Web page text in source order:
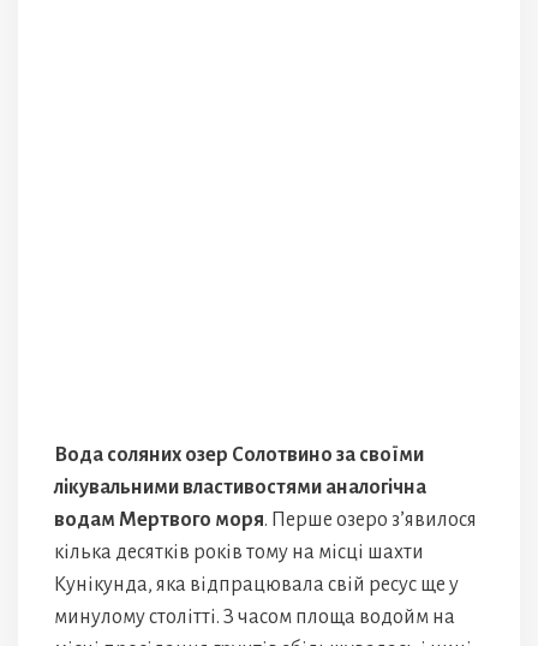
Вода соляних озер Солотвино за своїми
лікувальними властивостями аналогічна
водам Мертвого моря. Перше озеро з’явилося
кілька десятків років тому на місці шахти
Кунікунда, яка відпрацювала свій ресус ще у
минулому столітті. З часом площа водойм на